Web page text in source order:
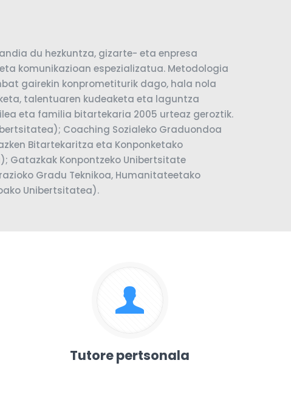
du hezkuntza, gizarte- eta enpresa
komunikazioan espezializatua. Metodologia
gairekin konprometiturik dago, hala nola
talentuaren kudeaketa eta laguntza
eta familia bitartekaria 2005 urteaz geroztik.
Coaching Sozialeko Graduondoa
Bitartekaritza eta Konponketako
Gatazkak Konpontzeko Unibertsitate
Gradu Teknikoa, Humanitateetako
Unibertsitatea).
Tutore pertsonala